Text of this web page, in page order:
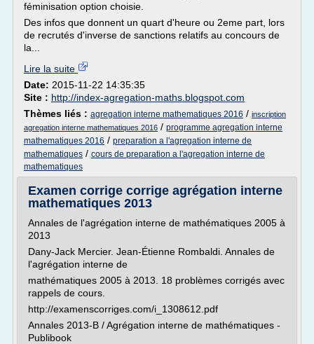
féminisation option choisie.
Des infos que donnent un quart d'heure ou 2eme part, lors
de recrutés d'inverse de sanctions relatifs au concours de
la...
Lire la suite
Date: 2015-11-22 14:35:35
Site : http://index-agregation-maths.blogspot.com
Thèmes liés : agregation interne mathematiques 2016 / inscription
agregation interne mathematiques 2016 / programme agregation interne
mathematiques 2016 / preparation a l'agregation interne de
mathematiques / cours de preparation a l'agregation interne de
mathematiques
Examen corrige corrige agrégation interne
mathematiques 2013
Annales de l'agrégation interne de mathématiques 2005 à
2013
Dany-Jack Mercier. Jean-Étienne Rombaldi. Annales de
l'agrégation interne de
mathématiques 2005 à 2013. 18 problèmes corrigés avec
rappels de cours.
http://examenscorriges.com/i_1308612.pdf
Annales 2013-B / Agrégation interne de mathématiques -
Publibook